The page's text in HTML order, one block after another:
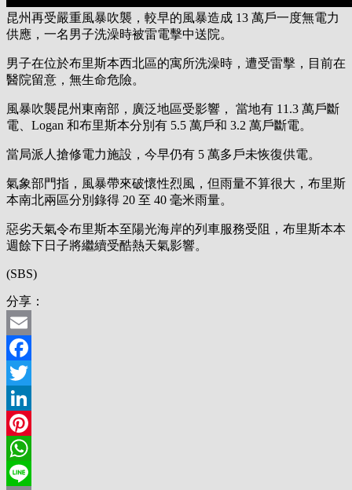
昆州再受嚴重風暴吹襲，較早的風暴造成 13 萬戶一度無電力
供應，一名男子洗澡時被雷電擊中送院。
男子在位於布里斯本西北區的寓所洗澡時，遭受雷擊，目前在
醫院留意，無生命危險。
風暴吹襲昆州東南部，廣泛地區受影響， 當地有 11.3 萬戶斷
電、Logan 和布里斯本分別有 5.5 萬戶和 3.2 萬戶斷電。
當局派人搶修電力施設，今早仍有 5 萬多戶未恢復供電。
氣象部門指，風暴帶來破懷性烈風，但雨量不算很大，布里斯
本南北兩區分別錄得 20 至 40 毫米雨量。
惡劣天氣令布里斯本至陽光海岸的列車服務受阻，布里斯本本
週餘下日子將繼續受酷熱天氣影響。
(SBS)
分享：
Email
Facebook
Twitter
LinkedIn
Pinterest
WhatsApp